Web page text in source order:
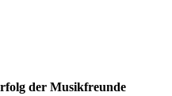
der Musikfreunde